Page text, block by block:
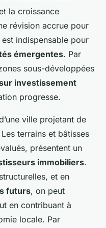
la croissance
révision accrue pour
indispensable pour
émergentes. Par
sous-développées
investissement
progresse.
ville projetant de
terrains et bâtisses
présentent un
immobiliers.
et en
futurs, on peut
en contribuant à
locale. Par